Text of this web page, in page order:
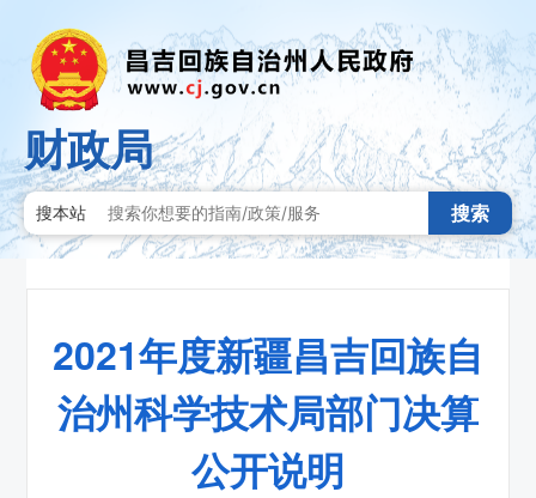
财政局
搜本站 搜索
2021年度新疆昌吉回族自
治州科学技术局部门决算
公开说明